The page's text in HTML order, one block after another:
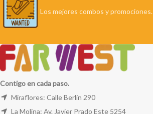
Los mejores combos y promociones.
Contigo en cada paso.
Miraflores: Calle Berlín 290
La Molina: Av. Javier Prado Este 5254